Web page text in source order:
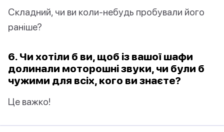
Складний, чи ви коли-небудь пробували його
раніше?
6. Чи хотіли б ви, щоб із вашої шафи
долинали моторошні звуки, чи були б
чужими для всіх, кого ви знаєте?
Це важко!